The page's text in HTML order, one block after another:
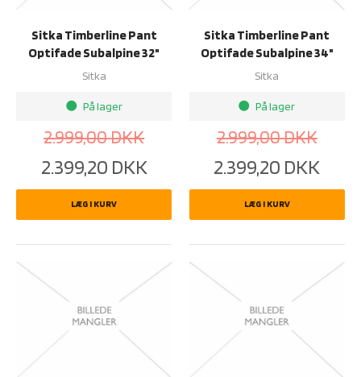
Sitka Timberline Pant
Optifade Subalpine 32"
Sitka
brightness_1 På lager
2.999,00DKK
2.399,20 DKK
LÆG I KURV
Sitka Timberline Pant
Optifade Subalpine 34"
Sitka
brightness_1 På lager
2.999,00DKK
2.399,20 DKK
LÆG I KURV